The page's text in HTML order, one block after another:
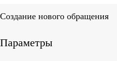
Создание нового обращения
Параметры